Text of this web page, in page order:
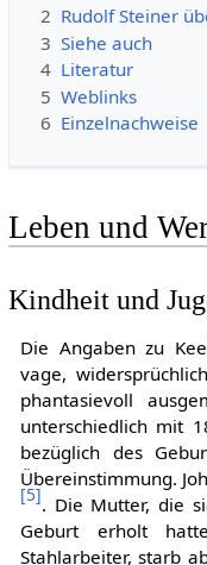
2 Rudolf Steiner
3 Siehe auch
4 Literatur
5 Weblinks
6 Einzelnachweise
Leben und
Kindheit und
Die Angaben zu
vage,
phantasievoll
unterschiedlich mit
bezüglich des
Übereinstimmung.
[5]. Die Mutter, die
Geburt erholt
Stahlarbeiter, starb